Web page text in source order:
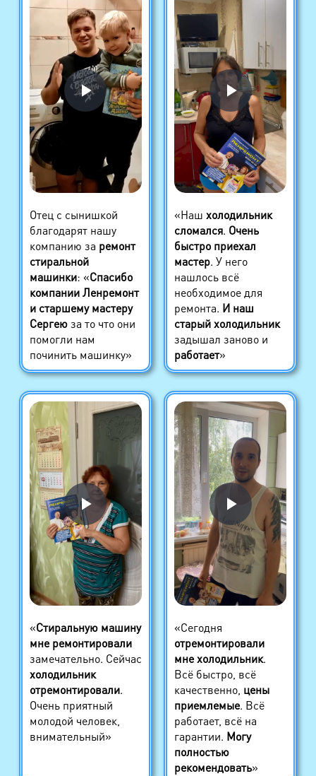
Отец с сынишкой
благодарят нашу
компанию за ремонт
стиральной
машинки: «Спасибо
компании Ленремонт
и старшему мастеру
Сергеюза то что они
помогли нам
починить машинку»
«Наш холодильник
сломался. Очень
быстро приехал
мастер. У него
нашлось всё
необходимое для
ремонта. И наш
старый холодильник
задышал заново и
работает»
«Стиральную машину
мне ремонтировали
замечательно. Сейчас
холодильник
отремонтировали.
Очень приятный
молодой человек,
внимательный»
«Сегодня
отремонтировали
мне холодильник.
Всё быстро, всё
качественно, цены
приемлемые. Всё
работает, всё на
гарантии. Могу
полностью
рекомендовать»